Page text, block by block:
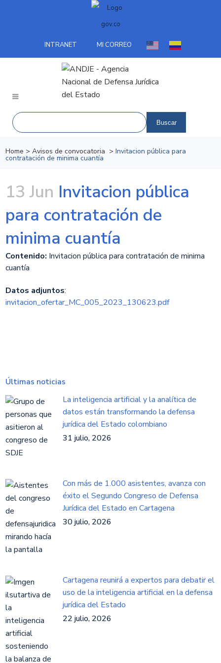
INTRANET MI CORREO
Home >Avisos de convocatoria >Invitacion pública para
contratación de minima cuantía
13 Jun Invitacion pública
para contratación de
minima cuantía
Contenido: Invitacion pública para contratación de minima
cuantía​
Datos adjuntos:
invitacion_ofertar_MC_005_2023_130623.pdf
Últimas noticias
La inteligencia artificial y la analítica de
datos están transformando la defensa
jurídica del Estado colombiano
31 julio, 2026
Con más de 1.000 asistentes, avanza con
éxito el Segundo Congreso de Defensa
Jurídica del Estado en Cartagena
30 julio, 2026
Cartagena reunirá a expertos para debatir el
uso de la inteligencia artificial en la defensa
jurídica del Estado
22 julio, 2026